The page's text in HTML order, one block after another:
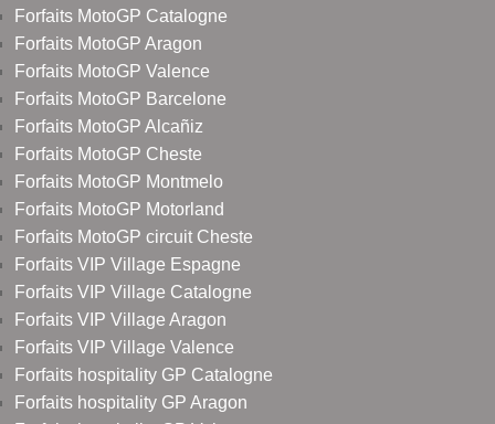
Forfaits MotoGP Catalogne
Forfaits MotoGP Aragon
Forfaits MotoGP Valence
Forfaits MotoGP Barcelone
Forfaits MotoGP Alcañiz
Forfaits MotoGP Cheste
Forfaits MotoGP Montmelo
Forfaits MotoGP Motorland
Forfaits MotoGP circuit Cheste
Forfaits VIP Village Espagne
Forfaits VIP Village Catalogne
Forfaits VIP Village Aragon
Forfaits VIP Village Valence
Forfaits hospitality GP Catalogne
Forfaits hospitality GP Aragon